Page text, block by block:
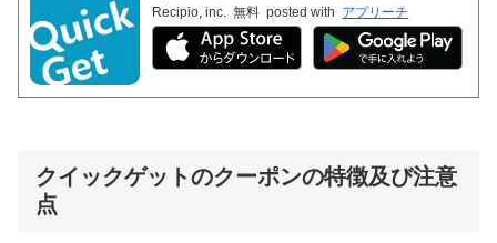
Recipio, inc. 無料 posted with アプリーチ
クイックゲットのクーポンの特徴及び注意
点